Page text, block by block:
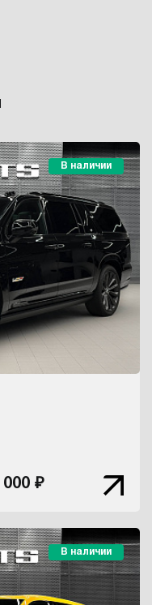
В наличии
000 ₽
В наличии